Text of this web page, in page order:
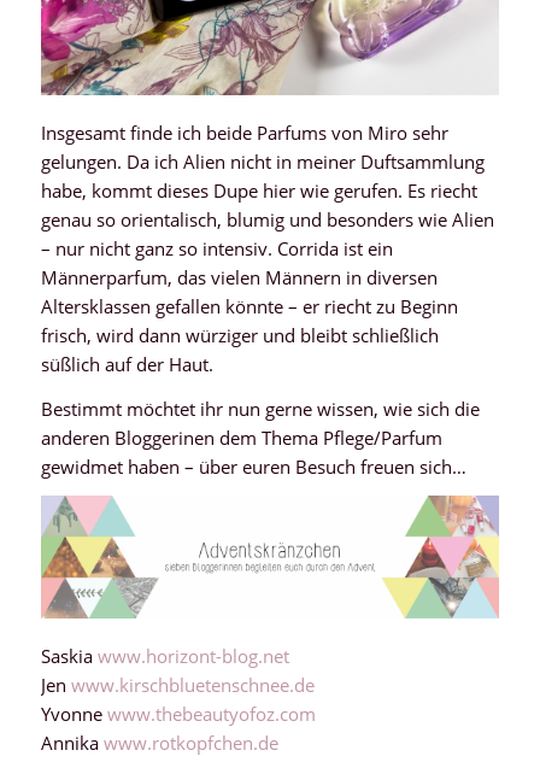
Insgesamt finde ich beide Parfums von Miro sehr
gelungen. Da ich Alien nicht in meiner Duftsammlung
habe, kommt dieses Dupe hier wie gerufen. Es riecht
genau so orientalisch, blumig und besonders wie Alien
– nur nicht ganz so intensiv. Corrida ist ein
Männerparfum, das vielen Männern in diversen
Altersklassen gefallen könnte – er riecht zu Beginn
frisch, wird dann würziger und bleibt schließlich
süßlich auf der Haut.
Bestimmt möchtet ihr nun gerne wissen, wie sich die
anderen Bloggerinen dem Thema Pflege/Parfum
gewidmet haben – über euren Besuch freuen sich…
Saskia www.horizont-blog.net
Jen www.kirschbluetenschnee.de
Yvonne www.thebeautyofoz.com
Annika www.rotkopfchen.de